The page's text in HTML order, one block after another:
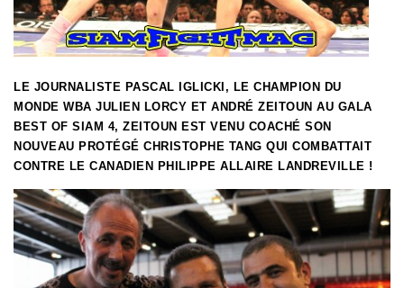
LE JOURNALISTE PASCAL IGLICKI, LE CHAMPION DU
MONDE WBA JULIEN LORCY ET ANDRÉ ZEITOUN AU GALA
BEST OF SIAM 4, ZEITOUN EST VENU COACHÉ SON
NOUVEAU PROTÉGÉ CHRISTOPHE TANG QUI COMBATTAIT
CONTRE LE CANADIEN PHILIPPE ALLAIRE LANDREVILLE !